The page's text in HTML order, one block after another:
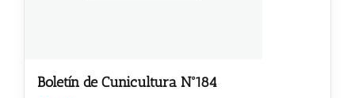
Boletín de Cunicultura Nº184